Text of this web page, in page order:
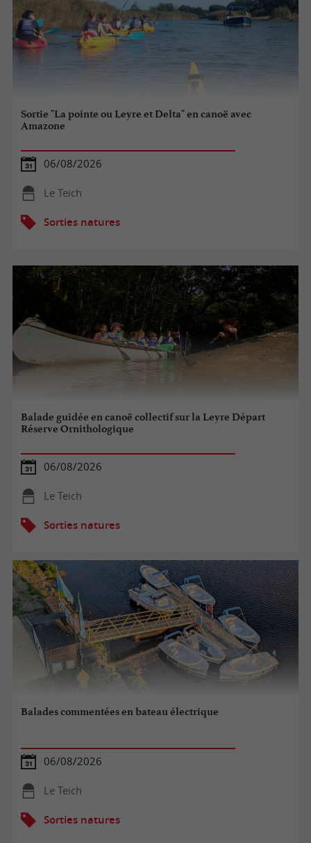
Sortie "La pointe ou Leyre et Delta" en canoë avec
Amazone
06/08/2026
Le Teich
Sorties natures
Balade guidée en canoë collectif sur la Leyre Départ
Réserve Ornithologique
06/08/2026
Le Teich
Sorties natures
Balades commentées en bateau électrique
06/08/2026
Le Teich
Sorties natures